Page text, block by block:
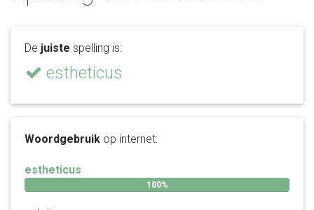
De juiste spelling is:
estheticus
Woordgebruik op internet:
estheticus
100%